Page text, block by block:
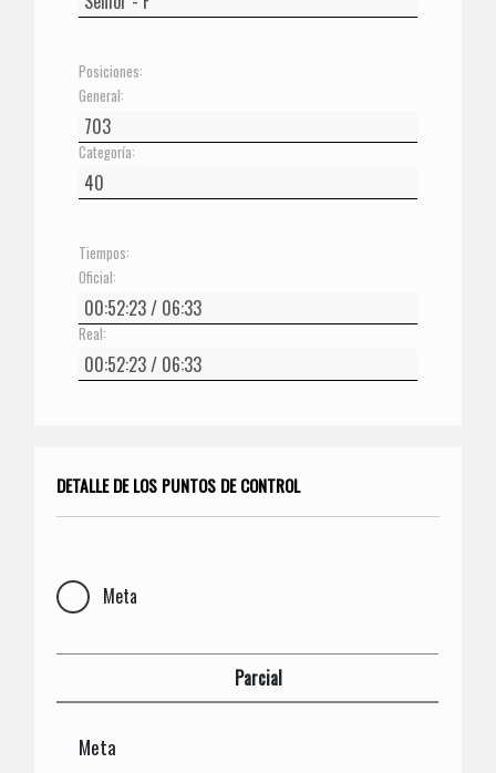
Posiciones:
General:
Categoría:
Tiempos:
Oficial:
Real:
DETALLE DE LOS PUNTOS DE CONTROL
Meta
Parcial
Meta